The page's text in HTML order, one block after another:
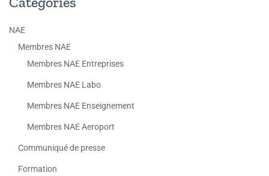
NAE
Membres NAE
Membres NAE Entreprises
Membres NAE Labo
Membres NAE Enseignement
Membres NAE Aeroport
Communiqué de presse
Formation